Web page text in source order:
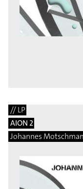
// LP
AION 2
Johannes